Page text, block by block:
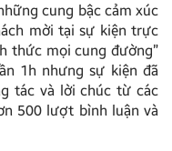
cung bậc cảm xúc
mời tại sự kiện trực
thức mọi cung đường”
1h nhưng sự kiện đã
tác và lời chúc từ các
500 lượt bình luận và